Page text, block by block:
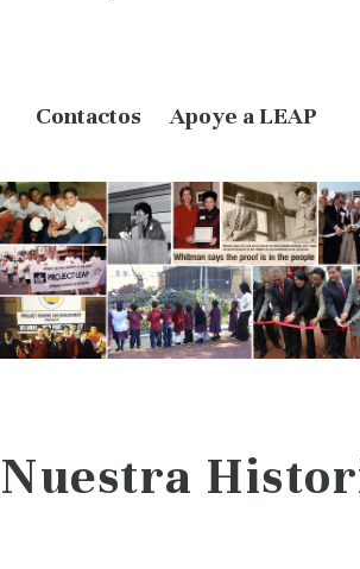
Contactos Apoye a LEAP
Nuestra